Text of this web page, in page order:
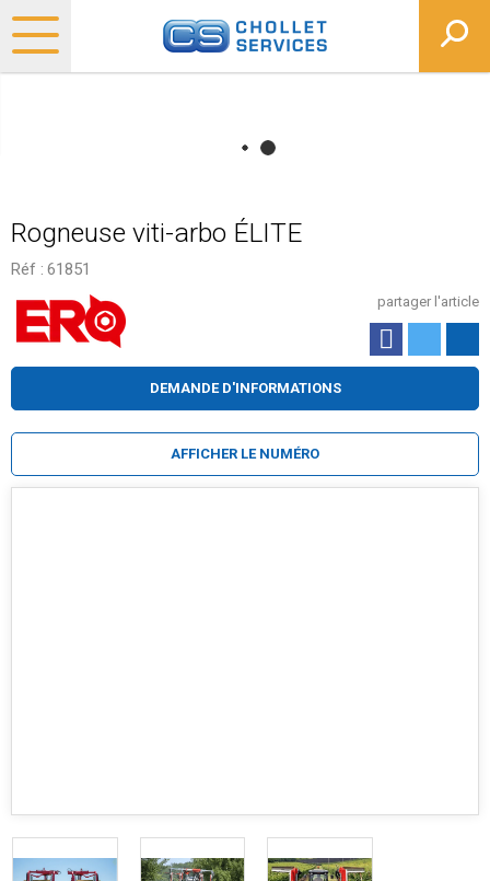
Rogneuse viti-arbo ÉLITE
Réf : 61851
partager l'article
DEMANDE D'INFORMATIONS
AFFICHER LE NUMÉRO